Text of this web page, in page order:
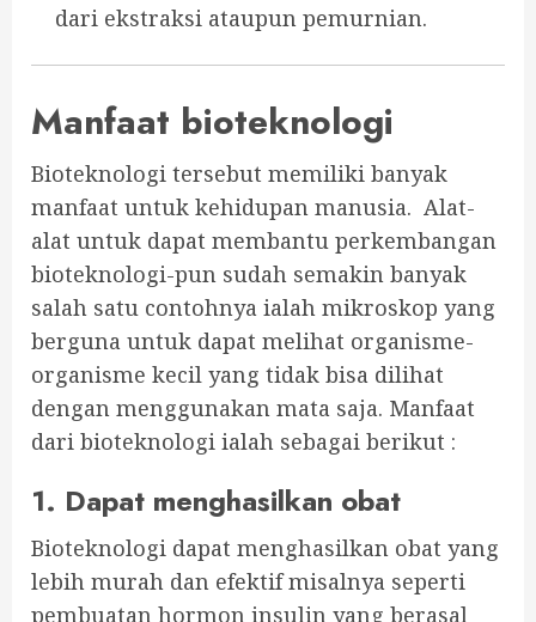
dari ekstraksi ataupun pemurnian.
Manfaat bioteknologi
Bioteknologi tersebut memiliki banyak
manfaat untuk kehidupan manusia. Alat-
alat untuk dapat membantu perkembangan
bioteknologi-pun sudah semakin banyak
salah satu contohnya ialah mikroskop yang
berguna untuk dapat melihat organisme-
organisme kecil yang tidak bisa dilihat
dengan menggunakan mata saja. Manfaat
dari bioteknologi ialah sebagai berikut :
1. Dapat menghasilkan obat
Bioteknologi dapat menghasilkan obat yang
lebih murah dan efektif misalnya seperti
pembuatan hormon insulin yang berasal